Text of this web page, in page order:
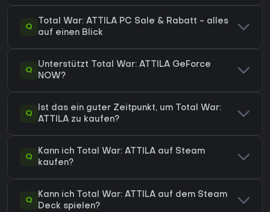
Q
Total War: ATTILA PC Sale & Rabatt - alles
auf einen Blick
Q
Unterstützt Total War: ATTILA GeForce
NOW?
Q
Ist das ein guter Zeitpunkt, um Total War:
ATTILA zu kaufen?
Q
Kann ich Total War: ATTILA auf Steam
kaufen?
Q
Kann ich Total War: ATTILA auf dem Steam
Deck spielen?